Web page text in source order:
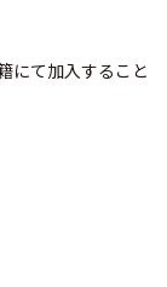
にて加入すること